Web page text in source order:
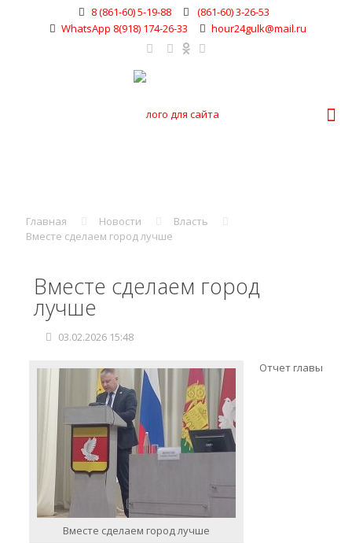
8 (861-60) 5-19-88
(861-60) 3-26-53
WhatsApp 8(918) 174-26-33
hour24gulk@mail.ru
Главная Новости
Власть
Вместе сделаем город лучше
Вместе сделаем город
лучше
03.02.2026 15:48
Вместе сделаем город лучше
Отчет главы